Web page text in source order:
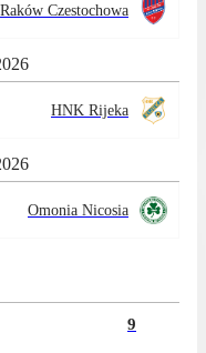
Raków Czestochowa
HNK Rijeka
Omonia Nicosia
9